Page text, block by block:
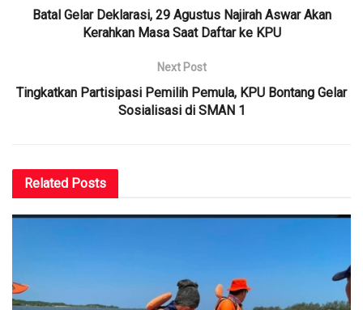
Batal Gelar Deklarasi, 29 Agustus Najirah Aswar Akan
Kerahkan Masa Saat Daftar ke KPU
Next Post
Tingkatkan Partisipasi Pemilih Pemula, KPU Bontang Gelar
Sosialisasi di SMAN 1
Related Posts